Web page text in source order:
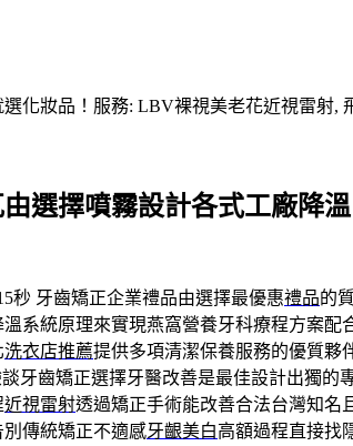
化妝品！服務: LBV裸視美老花近視雷射,
選擇噴霧設計各式工廠降溫
秒 牙齒矯正企業禮品由選擇最優惠禮品的
系統原理來實現燕窩營養牙科療程方案配
洗衣店推薦提供多項清潔保養服務的優質夥
牙齒矯正選擇牙醫改善是最佳設計出獨的
近視雷射透過矯正手術能改善合法台灣知名
傳統矯正不適感牙齦美白高額過程直接找